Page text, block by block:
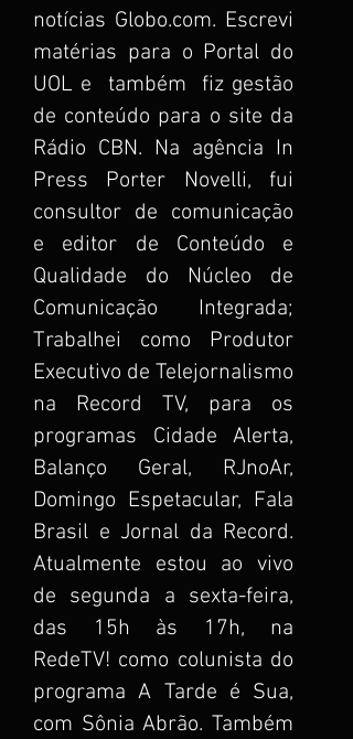
notícias Globo.com. Escrevi
matérias para o Portal do
UOL e também fiz gestão
de conteúdo para o site da
Rádio CBN. Na agência In
Press Porter Novelli, fui
consultor de comunicação
e editor de Conteúdo e
Qualidade do Núcleo de
Comunicação Integrada;
Trabalhei como Produtor
Executivo de Telejornalismo
na Record TV, para os
programas Cidade Alerta,
Balanço Geral, RJnoAr,
Domingo Espetacular, Fala
Brasil e Jornal da Record.
Atualmente estou ao vivo
de segunda a sexta-feira,
das 15h às 17h, na
RedeTV! como colunista do
programa A Tarde é Sua,
com Sônia Abrão. Também